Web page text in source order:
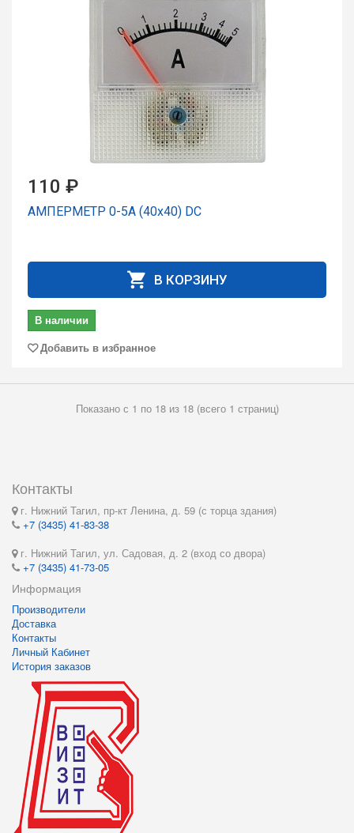
110 ₽
АМПЕРМЕТР 0-5А (40х40) DC
В КОРЗИНУ
В наличии
Добавить в избранное
Показано с 1 по 18 из 18 (всего 1 страниц)
Контакты
г. Нижний Тагил, пр-кт Ленина, д. 59 (с торца здания)
+7 (3435) 41-83-38
г. Нижний Тагил, ул. Садовая, д. 2 (вход со двора)
+7 (3435) 41-73-05
Информация
Производители
Доставка
Контакты
Личный Кабинет
История заказов